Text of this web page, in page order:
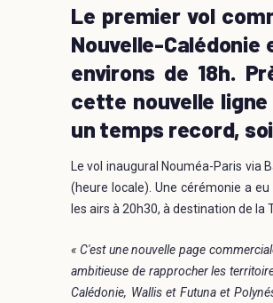
Le premier vol
Nouvelle-
environs de 18h.
cette nouvelle
un temps record,
Le vol inaugural Nouméa-Paris via
(heure locale). Une cérémonie a
les airs à 20h30, à destination de la
« C'est une nouvelle page
ambitieuse de rapprocher les
Calédonie, Wallis et Futuna et